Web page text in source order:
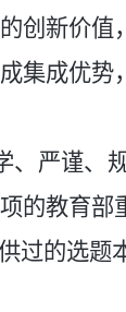
创新价
集成优
严谨、规
的教育
过的选题